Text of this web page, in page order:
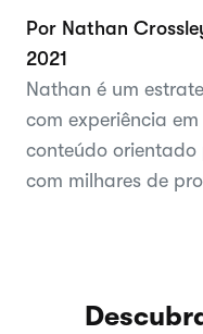
Por Nathan
2021
Nathan é um
com experiência
conteúdo orientado
com milhares de